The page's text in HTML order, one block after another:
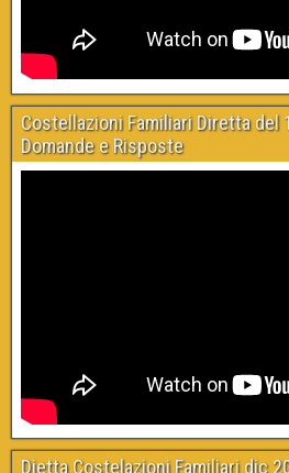
Costellazioni Familiari Diretta del
Domande e Risposte
Dietta Costelazioni Familiari dic